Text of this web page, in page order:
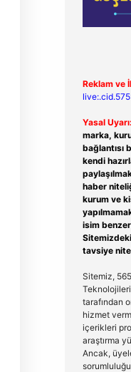
Reklam ve
Yasal Uyarı:
marka,
bağlantısı
kendi
haber
kurum ve
isim
tavsiye
Sitemiz,
tarafından
hizmet
içerikleri
araştırma
Ancak,